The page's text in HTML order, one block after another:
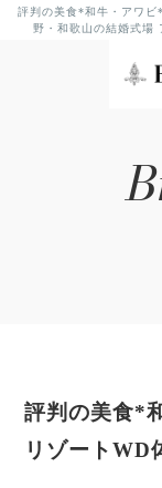
評判の美食*和牛・アワ
野・和歌山の結婚式場
評判の美食*
リゾートWD